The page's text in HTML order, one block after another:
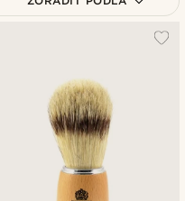
Najlacnejšie
Najdrahšie